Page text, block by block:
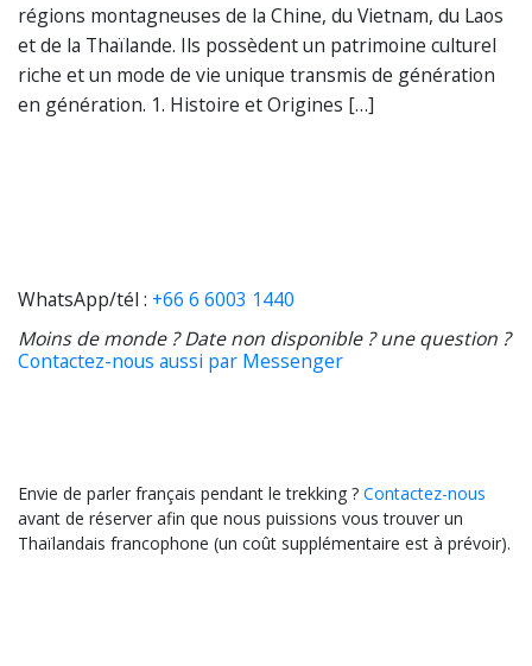
régions montagneuses de la Chine, du Vietnam, du Laos
et de la Thaïlande. Ils possèdent un patrimoine culturel
riche et un mode de vie unique transmis de génération
en génération. 1. Histoire et Origines […]
WhatsApp/tél : +66 6 6003 1440
Moins de monde ? Date non disponible ? une question ?
Contactez-nous aussi par Messenger
Envie de parler français pendant le trekking ? Contactez-nous
avant de réserver afin que nous puissions vous trouver un
Thaïlandais francophone (un coût supplémentaire est à prévoir).